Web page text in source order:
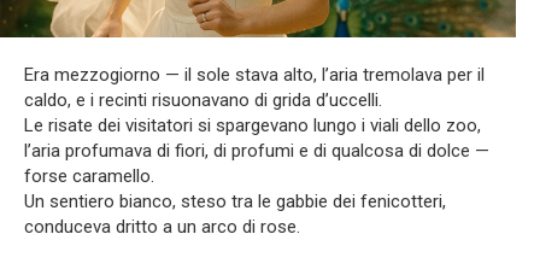
Era mezzogiorno — il sole stava alto, l’aria tremolava per il
caldo, e i recinti risuonavano di grida d’uccelli.
Le risate dei visitatori si spargevano lungo i viali dello zoo,
l’aria profumava di fiori, di profumi e di qualcosa di dolce —
forse caramello.
Un sentiero bianco, steso tra le gabbie dei fenicotteri,
conduceva dritto a un arco di rose.